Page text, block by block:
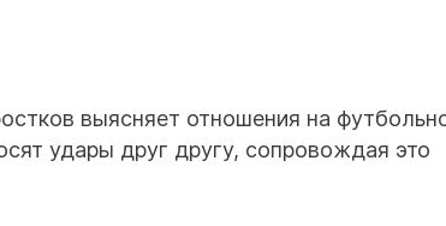
выясняет отношения на
удары друг другу, сопровождая это